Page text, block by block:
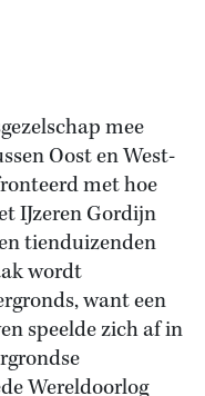
mee
Oost en West-
met hoe
IJzeren Gordijn
tienduizenden
wordt
want een
speelde zich af in
Wereldoorlog